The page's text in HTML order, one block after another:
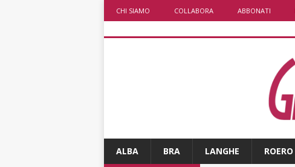
CHI SIAMO COLLABORA ABBONATI
ALBA BRA LANGHE ROERO